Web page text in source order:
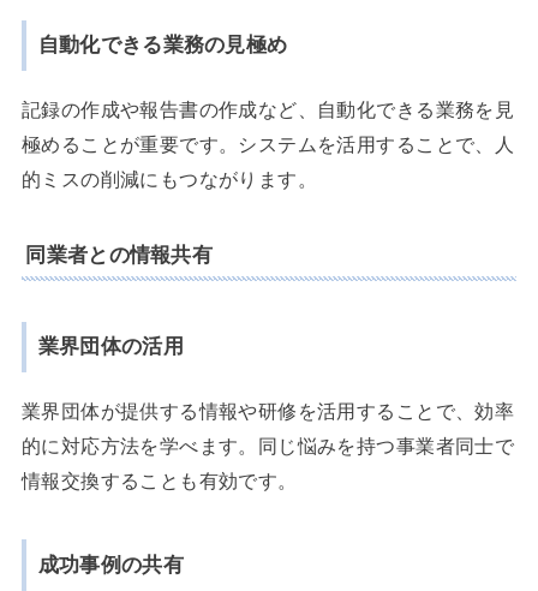
自動化できる業務の見極め
記録の作成や報告書の作成など、自動化できる業務を見
極めることが重要です。システムを活用することで、人
的ミスの削減にもつながります。
同業者との情報共有
業界団体の活用
業界団体が提供する情報や研修を活用することで、効率
的に対応方法を学べます。同じ悩みを持つ事業者同士で
情報交換することも有効です。
成功事例の共有